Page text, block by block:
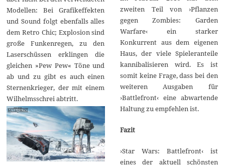
Modellen: Bei Grafikeffekten
und Sound folgt ebenfalls alles
dem Retro Chic; Explosion sind
große Funkenregen, zu den
Laserschüssen erklingen die
gleichen »Pew Pew« Töne und
ab und zu gibt es auch einen
Sternenkrieger, der mit einem
Wilhelmsschrei abtritt.
zweiten Teil von ›Pflanzen
gegen Zombies: Garden
Warfare‹ ein starker
Konkurrent aus dem eigenen
Haus, der viele Spieleranteile
kannibalisieren wird. Es ist
somit keine Frage, dass bei den
weiteren Ausgaben für
›Battlefront‹ eine abwartende
Haltung zu empfehlen ist.
Fazit
›Star Wars: Battlefront‹ ist
eines der aktuell schönsten